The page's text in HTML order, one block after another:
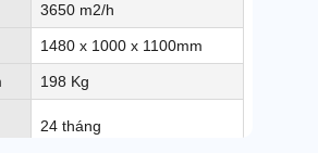
3650 m2/h
1480 x 1000 x 1100mm
198 Kg
24 tháng